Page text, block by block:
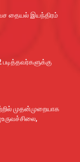
தையல் இயந்திரம்
முதன்முறையாக